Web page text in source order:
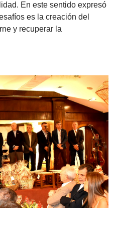
En este sentido expresó
es la creación del
y recuperar la